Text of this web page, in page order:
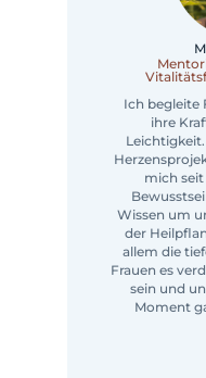
Ich begleite
ihre
mich
Wissen um
der
allem die
Frauen es
sein und
Moment